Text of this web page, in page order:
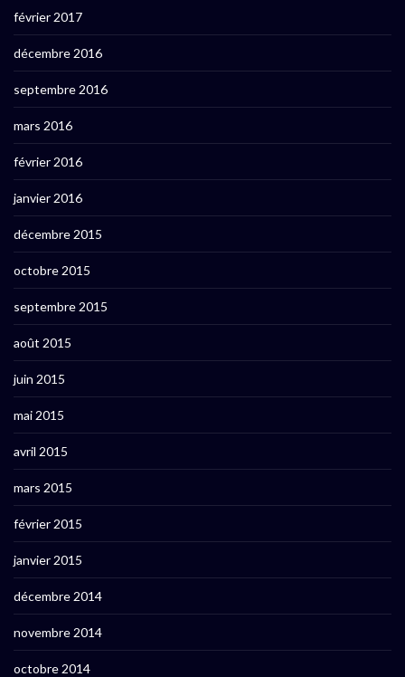
février 2017
décembre 2016
septembre 2016
mars 2016
février 2016
janvier 2016
décembre 2015
octobre 2015
septembre 2015
août 2015
juin 2015
mai 2015
avril 2015
mars 2015
février 2015
janvier 2015
décembre 2014
novembre 2014
octobre 2014